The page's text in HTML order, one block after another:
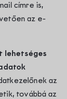
címre is,
az e-
lehetséges
az
továbbá az